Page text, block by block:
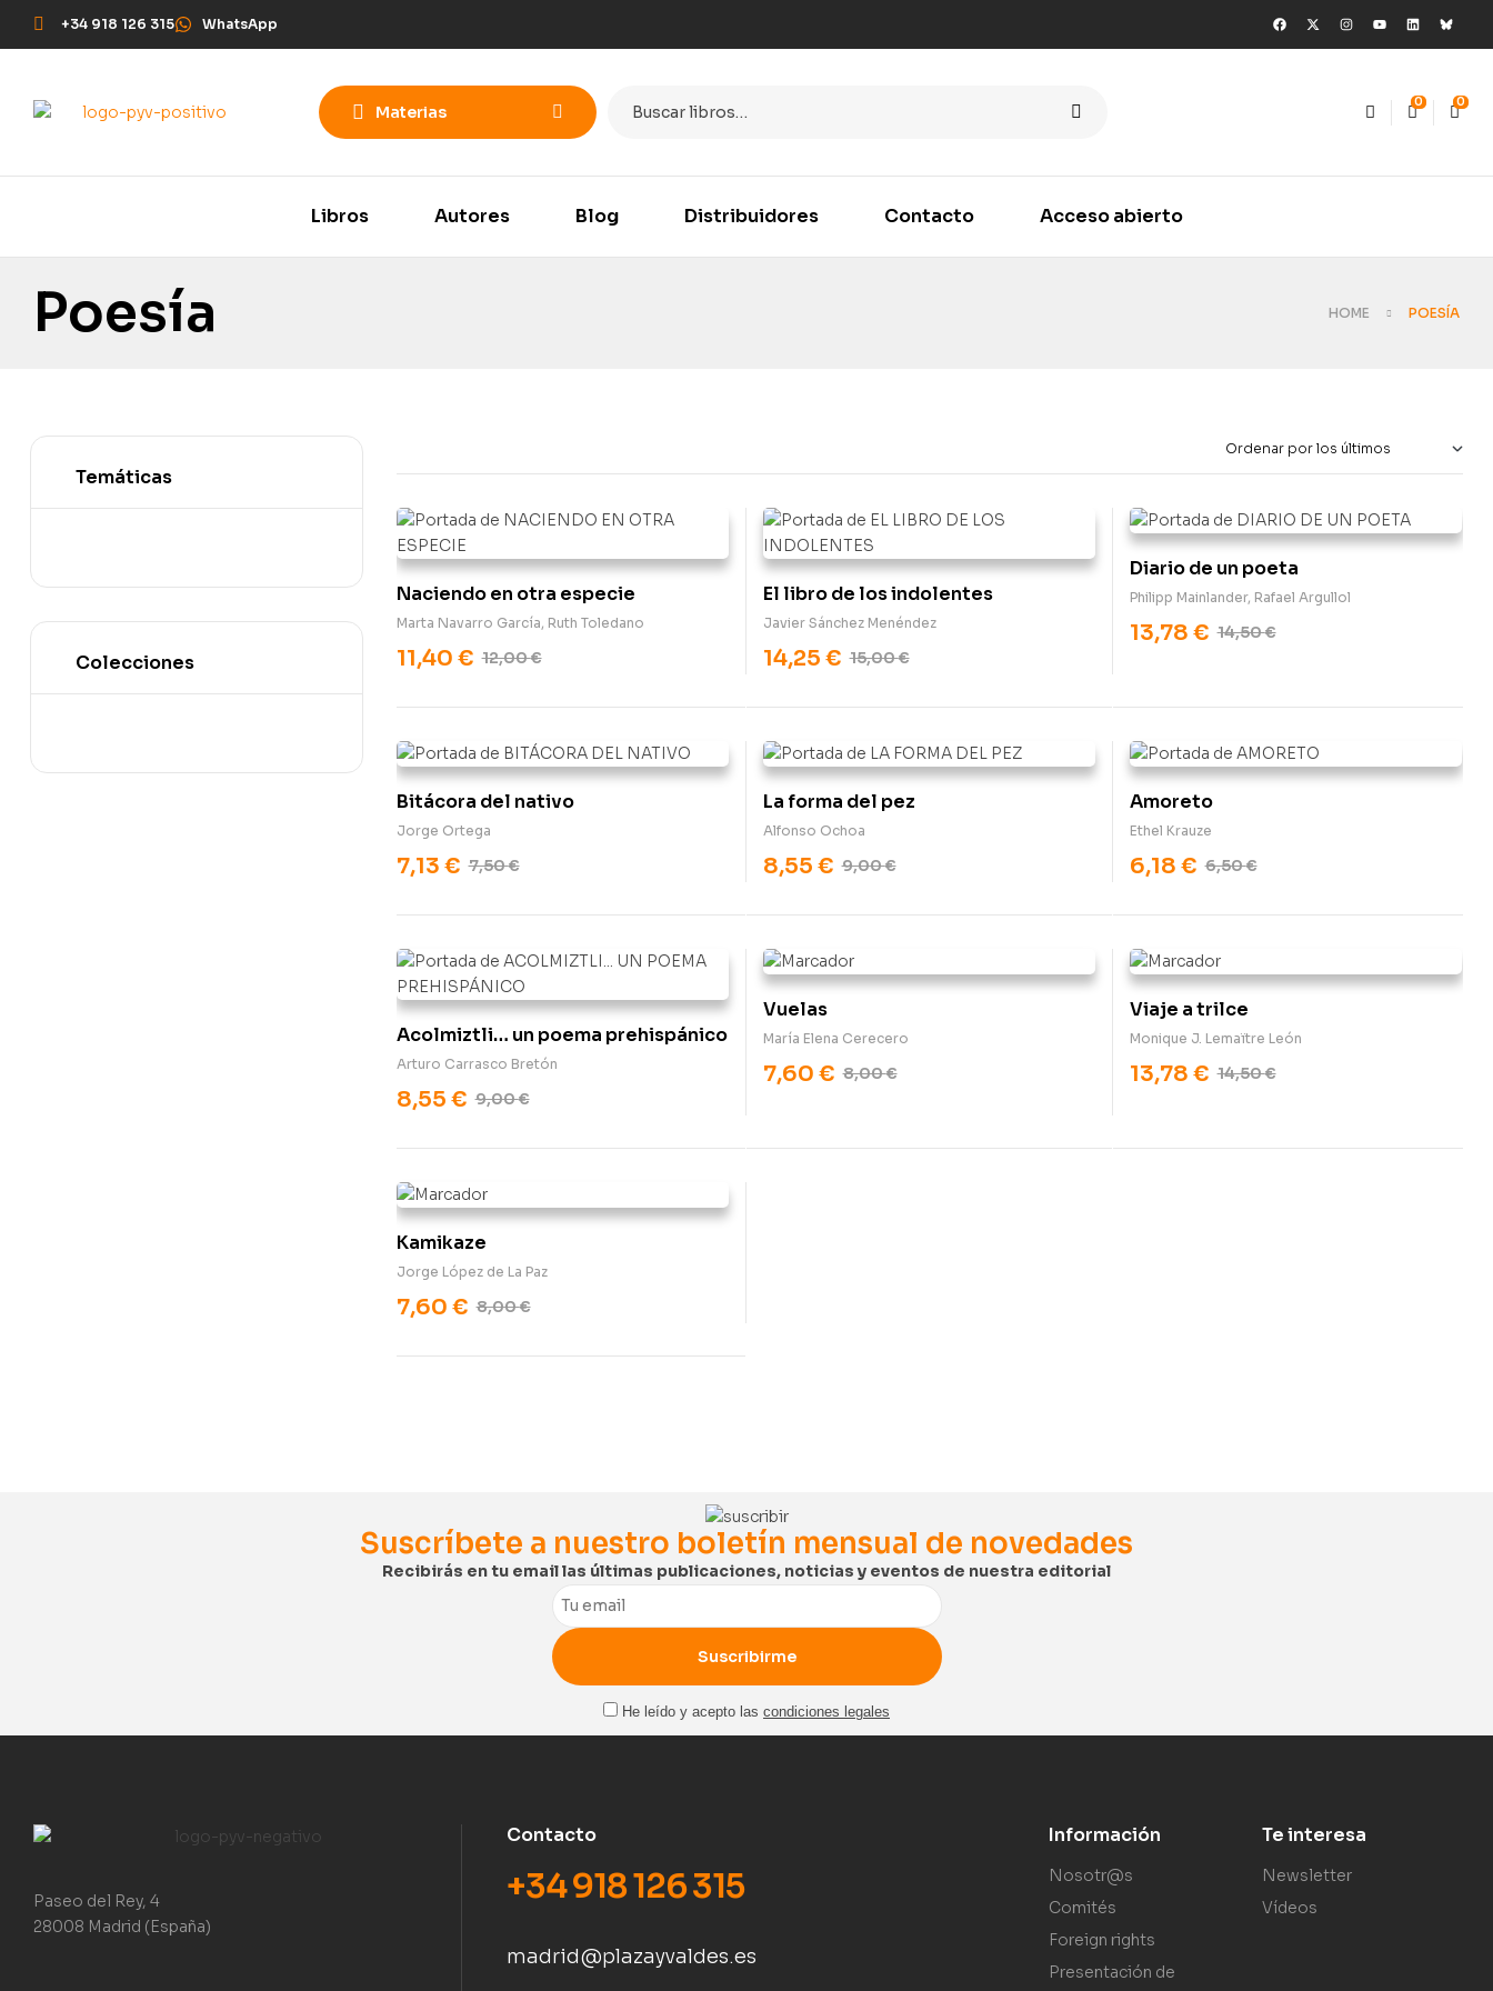
+34 918 126 315 WhatsApp
Materias
0 0
Libros Autores Blog Distribuidores Contacto Acceso abierto
Poesía HOME POESÍA
Naciendo en otra especie
Marta Navarro García, Ruth Toledano
12,00€
11,40 €
El libro de los indolentes
Javier Sánchez Menéndez
15,00€
14,25 €
Diario de un poeta
Philipp Mainlander, Rafael Argullol
14,50€
13,78 €
Bitácora del nativo
Jorge Ortega
7,50€
7,13 €
La forma del pez
Alfonso Ochoa
9,00€
8,55 €
Amoreto
Ethel Krauze
6,50€
6,18 €
Acolmiztli… un poema prehispánico
Arturo Carrasco Bretón
9,00€
8,55 €
Vuelas
María Elena Cerecero
8,00€
7,60 €
Viaje a trilce
Monique J. Lemaïtre León
14,50€
13,78 €
Kamikaze
Jorge López de La Paz
8,00€
7,60 €
Temáticas
Colecciones
Suscríbete a nuestro boletín mensual de novedades
Recibirás en tu email las últimas publicaciones, noticias y eventos de nuestra editorial
Email
He leído y acepto las condiciones legales
Paseo del Rey, 4
28008 Madrid (España)
Contacto
+34 918 126 315
madrid@plazayvaldes.es
Información
Nosotr@s
Comités
Foreign rights
Presentación de
Te interesa
Newsletter
Vídeos